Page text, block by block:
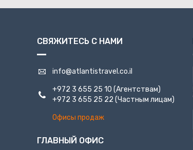
СВЯЖИТЕСЬ С НАМИ
info@atlantistravel.co.il
+972 3 655 25 10 (Агентствам)
+972 3 655 25 22 (Частным лицам)
Офисы продаж
ГЛАВНЫЙ ОФИС